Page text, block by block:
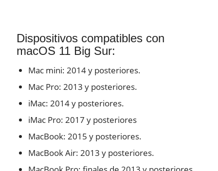
Dispositivos compatibles con
macOS 11 Big Sur:
Mac mini: 2014 y posteriores.
Mac Pro: 2013 y posteriores.
iMac: 2014 y posteriores.
iMac Pro: 2017 y posteriores
MacBook: 2015 y posteriores.
MacBook Air: 2013 y posteriores.